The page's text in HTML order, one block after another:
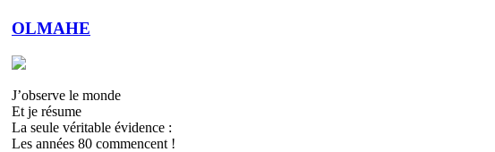
OLMAHE
J’observe le monde
Et je résume
La seule véritable évidence :
Les années 80 commencent !